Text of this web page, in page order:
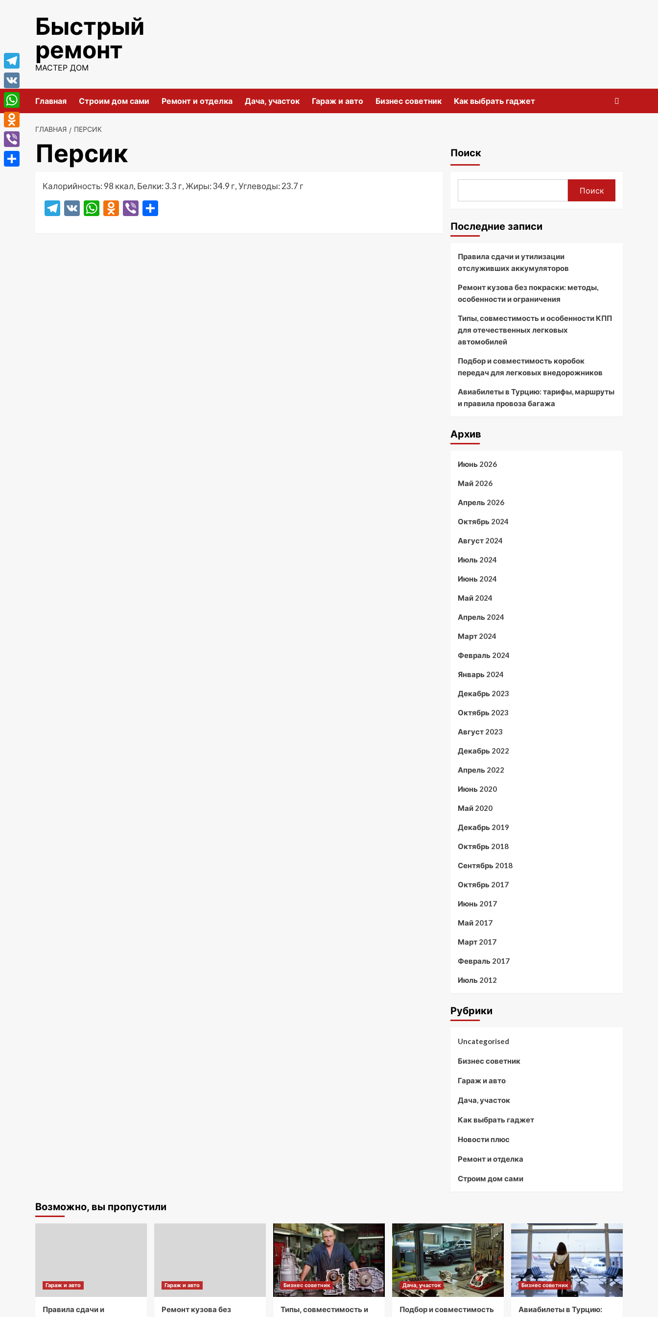
содержимомуБыстрый
ремонт
МАСТЕР ДОМ
Главная Строим дом сами Ремонт и отделка Дача, участок Гараж и авто Бизнес советник Как выбрать гаджет
ГЛАВНАЯ ПЕРСИК
Персик
Калорийность: 98 ккал, Белки: 3.3 г, Жиры: 34.9 г, Углеводы: 23.7 г
Telegram
VK WhatsApp
Odnoklassniki
Viber
Поиск
Поиск
Последние записи
Правила сдачи и утилизации
отслуживших аккумуляторов
Ремонт кузова без покраски: методы,
особенности и ограничения
Типы, совместимость и особенности КПП
для отечественных легковых
автомобилей
Подбор и совместимость коробок
передач для легковых внедорожников
Авиабилеты в Турцию: тарифы, маршруты
и правила провоза багажа
Архив
Июнь 2026
Май 2026
Апрель 2026
Октябрь 2024
Август 2024
Июль 2024
Июнь 2024
Май 2024
Апрель 2024
Март 2024
Февраль 2024
Январь 2024
Декабрь 2023
Октябрь 2023
Август 2023
Декабрь 2022
Апрель 2022
Июнь 2020
Май 2020
Декабрь 2019
Октябрь 2018
Сентябрь 2018
Октябрь 2017
Июнь 2017
Май 2017
Март 2017
Февраль 2017
Июль 2012
Рубрики
Uncategorised
Бизнес советник
Гараж и авто
Дача, участок
Как выбрать гаджет
Новости плюс
Ремонт и отделка
Строим дом сами
Возможно, вы пропустили
Гараж и авто
Правила сдачи и
Гараж и авто
Ремонт кузова без
Бизнес советник
Типы, совместимость и
Дача, участок
Подбор и совместимость
Бизнес советник
Авиабилеты в Турцию:
Telegram
VK
WhatsApp
Odnoklassniki
Viber